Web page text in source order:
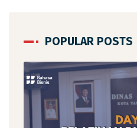
POPULAR POSTS